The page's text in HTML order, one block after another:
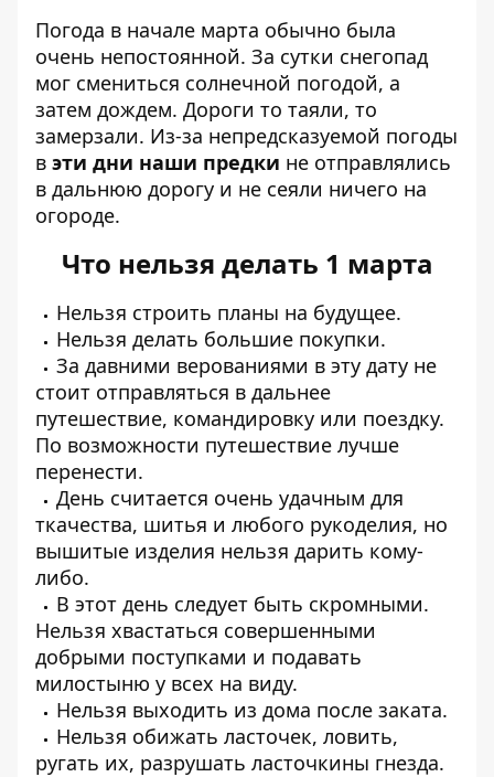
Погода в начале марта обычно была
очень непостоянной. За сутки снегопад
мог смениться солнечной погодой, а
затем дождем. Дороги то таяли, то
замерзали. Из-за непредсказуемой погоды
в эти дни наши предки не отправлялись
в дальнюю дорогу и не сеяли ничего на
огороде.
Что нельзя делать 1 марта
Нельзя строить планы на будущее.
Нельзя делать большие покупки.
За давними верованиями в эту дату не
стоит отправляться в дальнее
путешествие, командировку или поездку.
По возможности путешествие лучше
перенести.
День считается очень удачным для
ткачества, шитья и любого рукоделия, но
вышитые изделия нельзя дарить кому-
либо.
В этот день следует быть скромными.
Нельзя хвастаться совершенными
добрыми поступками и подавать
милостыню у всех на виду.
Нельзя выходить из дома после заката.
Нельзя обижать ласточек, ловить,
ругать их, разрушать ласточкины гнезда.